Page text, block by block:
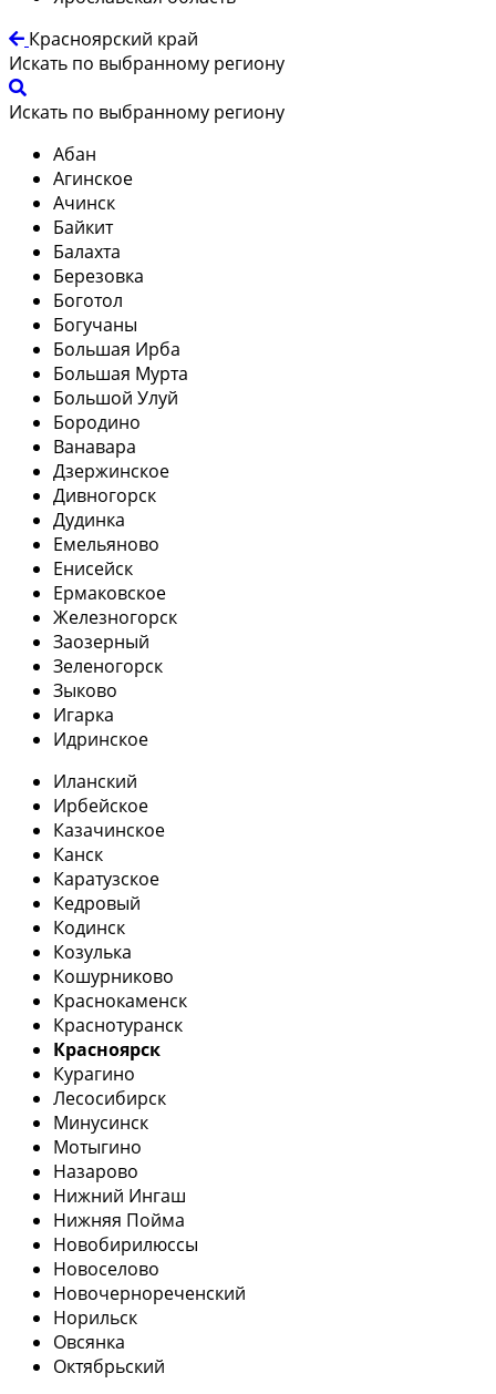
Красноярский край
Искать по выбранному региону
Искать по выбранному региону
Абан
Агинское
Ачинск
Байкит
Балахта
Березовка
Боготол
Богучаны
Большая Ирба
Большая Мурта
Большой Улуй
Бородино
Ванавара
Дзержинское
Дивногорск
Дудинка
Емельяново
Енисейск
Ермаковское
Железногорск
Заозерный
Зеленогорск
Зыково
Игарка
Идринское
Иланский
Ирбейское
Казачинское
Канск
Каратузское
Кедровый
Кодинск
Козулька
Кошурниково
Краснокаменск
Краснотуранск
Красноярск
Курагино
Лесосибирск
Минусинск
Мотыгино
Назарово
Нижний Ингаш
Нижняя Пойма
Новобирилюссы
Новоселово
Новочернореченский
Норильск
Овсянка
Октябрьский